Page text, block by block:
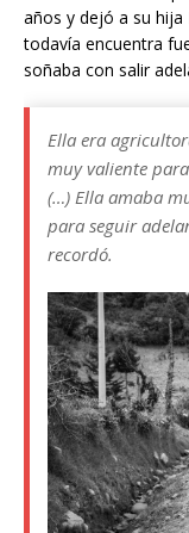
años y dejó a su hija
todavía encuentra
soñaba con salir
Ella era
muy valiente
(…) Ella amaba
para seguir
recordó.